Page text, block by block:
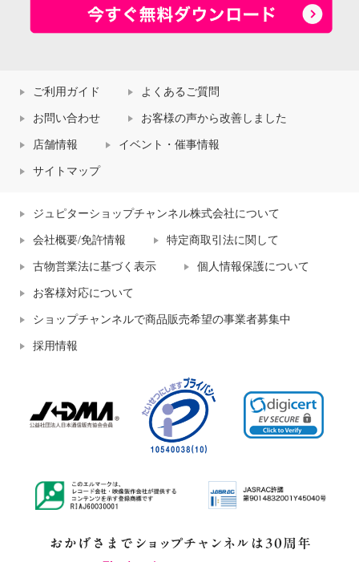
ご利用ガイド よくあるご質問
お問い合わせ お客様の声から改善しました
店舗情報 イベント・催事情報
サイトマップ
ジュピターショップチャンネル株式会社について
会社概要/免許情報 特定商取引法に関して
古物営業法に基づく表示 個人情報保護について
お客様対応について
ショップチャンネルで商品販売希望の事業者募集中
採用情報